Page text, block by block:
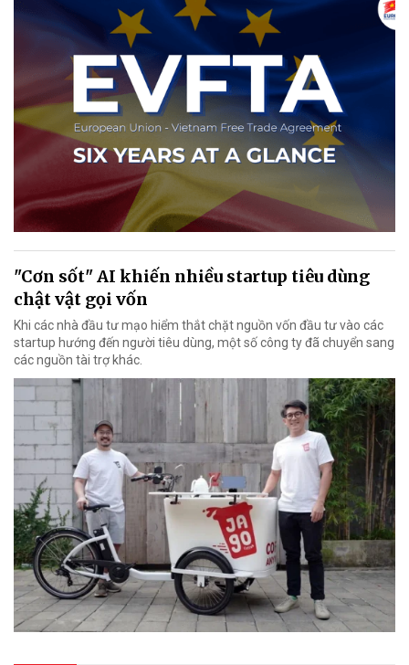
"Cơn sốt" AI khiến nhiều startup tiêu dùng
chật vật gọi vốn
Khi các nhà đầu tư mạo hiểm thắt chặt nguồn vốn đầu tư vào các
startup hướng đến người tiêu dùng, một số công ty đã chuyển sang
các nguồn tài trợ khác.